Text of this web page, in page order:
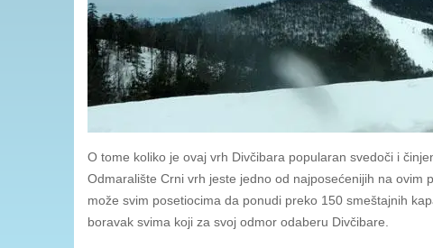
O tome koliko je ovaj vrh Divčibara popularan svedoči i
Odmaralište Crni vrh jeste jedno od najposećenijih na
može svim posetiocima da ponudi preko 150 smeštajnih
boravak svima koji za svoj odmor odaberu Divčibare.